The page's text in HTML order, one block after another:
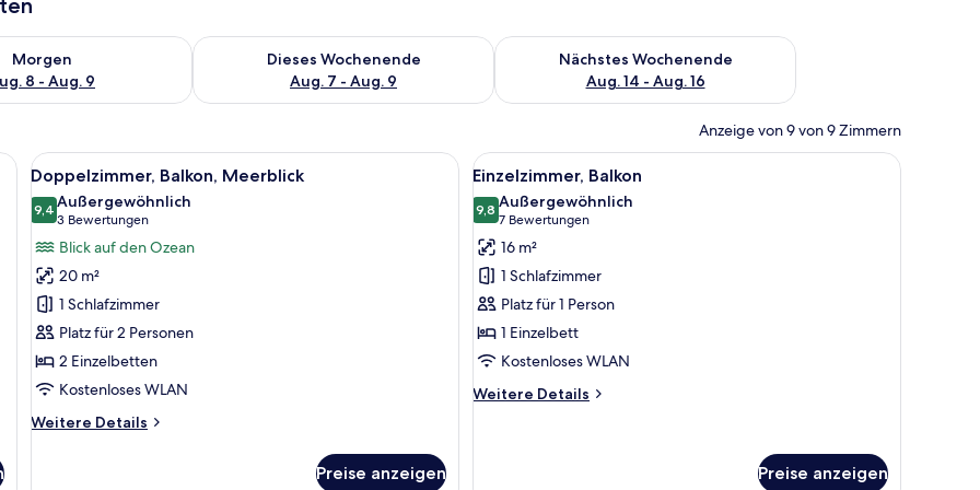
Aug. 8.
Morgen
8 - Aug. 9
für morgen, Aug. 8 - Aug. 9.
Dieses Wochenende
Aug. 7 - Aug. 9
Überprüfe die Verfügbarkeit für dieses Wochenende, Aug. 7 - Aug. 9.
Nächstes Wochenende
Aug. 14 - Aug. 16
Überprüfe die Verfügbarkeit für nächstes Wochenende, Aug.
Anzeige von 9 von 9 Zimmern
einem Schreibtisch und einem Stuhl.
Alle
Fotos
für
Doppelzimmer,
Balkon,
Meerblick
anzeigen
Ein Hotelzimmer mit Bett, Schreibtisch, Stuhl, Fernseher und Meerblick.
8
Doppelzimmer, Balkon, Meerblick
9,49,4 von 10
Außergewöhnlich
3 Bewertungen
(3
Bewertungen)
Blick auf den Ozean
20 m²
1 Schlafzimmer
Platz für 2 Personen
2 Einzelbetten
Kostenloses WLAN
Weitere Details
Weitere
Preise anzeigen
Alle
Fotos
für
Einzelzimmer,
Balkon
anzeigen
Ein Hotelzimmer mit einem Bett, einem
3
Einzelzimmer, Balkon
9,89,8 von 10
Außergewöhnlich
7 Bewertungen
(7
Bewertungen)
16 m²
1 Schlafzimmer
Platz für 1 Person
1 Einzelbett
Kostenloses WLAN
Weitere Details
Weitere
Preise anzeigen